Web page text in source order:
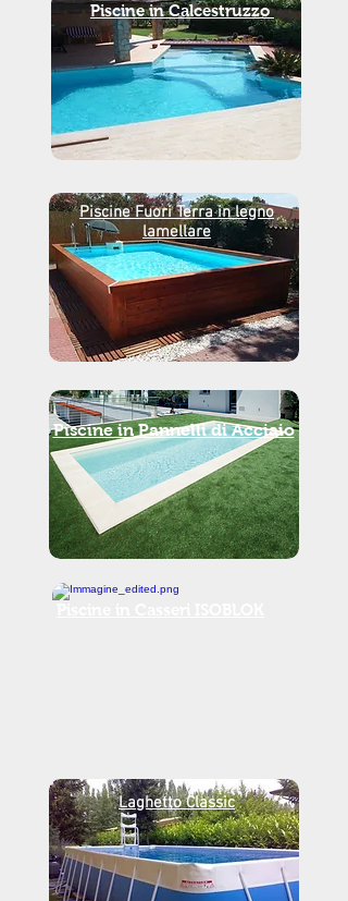
Piscine in Calcestruzzo
Piscine Fuori Terra in legno
lamellare
Piscine in Pannelli di Acciaio
Laghetto Classic